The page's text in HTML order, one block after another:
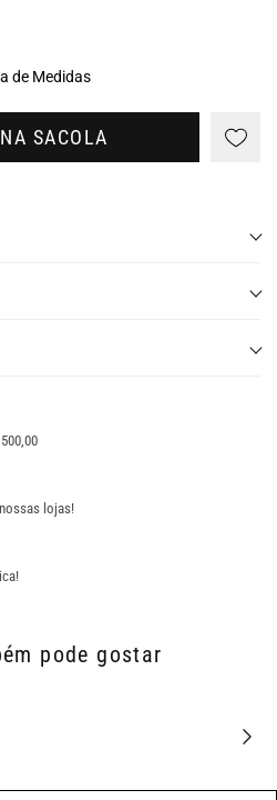
de Medidas
SACOLA
lojas!
pode gostar